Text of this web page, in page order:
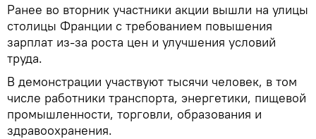
Ранее во вторник участники акции вышли на улицы
столицы Франции с требованием повышения
зарплат из-за роста цен и улучшения условий
труда.
В демонстрации участвуют тысячи человек, в том
числе работники транспорта, энергетики, пищевой
промышленности, торговли, образования и
здравоохранения.